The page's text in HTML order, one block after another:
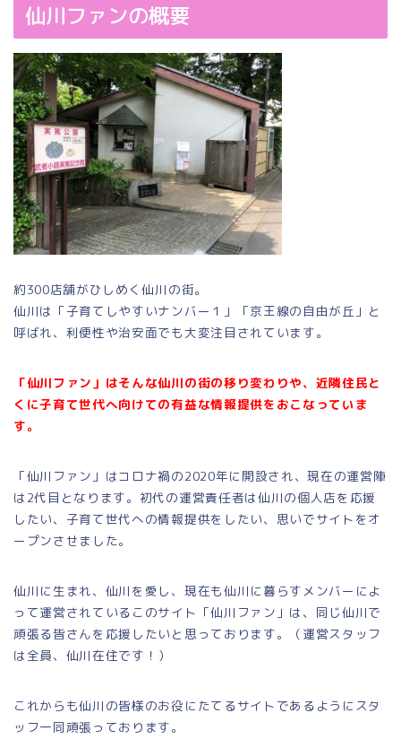
仙川ファンの概要
約300店舗がひしめく仙川の街。
仙川は「子育てしやすいナンバー１」「京王線の自由が丘」と
呼ばれ、利便性や治安面でも大変注目されています。
「仙川ファン」はそんな仙川の街の移り変わりや、近隣住民と
くに子育て世代へ向けての有益な情報提供をおこなっていま
す。
「仙川ファン」はコロナ禍の2020年に開設され、現在の運営陣
は2代目となります。初代の運営責任者は仙川の個人店を応援
したい、子育て世代への情報提供をしたい、思いでサイトをオ
ープンさせました。
仙川に生まれ、仙川を愛し、現在も仙川に暮らすメンバーによ
って運営されているこのサイト「仙川ファン」は、同じ仙川で
頑張る皆さんを応援したいと思っております。（運営スタッフ
は全員、仙川在住です！）
これからも仙川の皆様のお役にたてるサイトであるようにスタ
ッフ一同頑張っております。